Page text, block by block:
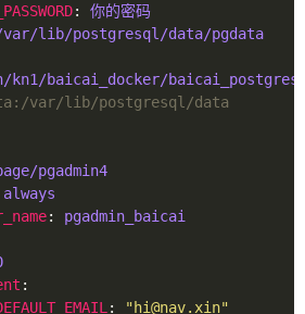
: 你的密码
lib/postgresql/data/pgdata
kn1/baicai_docker/
var/lib/postgresql/data
pgadmin4
always
: pgadmin_baicai
: "hi@nav.xin"